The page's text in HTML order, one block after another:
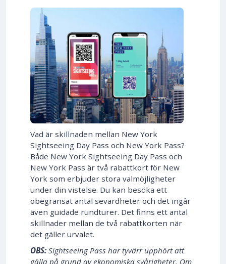
Vad är skillnaden mellan New York
Sightseeing Day Pass och New York Pass?
Både New York Sightseeing Day Pass och
New York Pass är två rabattkort för New
York som erbjuder stora valmöjligheter
under din vistelse. Du kan besöka ett
obegränsat antal sevärdheter och det ingår
även guidade rundturer. Det finns ett antal
skillnader mellan de två rabattkorten när
det gäller urvalet.
OBS: Sightseeing Pass har tyvärr upphört att
gälla på grund av ekonomiska svårigheter. Om